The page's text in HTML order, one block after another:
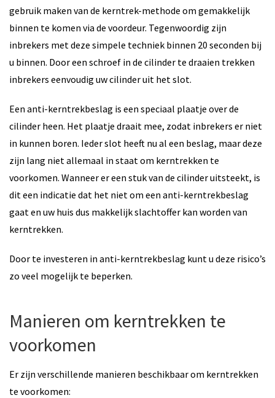
gebruik maken van de kerntrek-methode om gemakkelijk
binnen te komen via de voordeur. Tegenwoordig zijn
inbrekers met deze simpele techniek binnen 20 seconden bij
u binnen. Door een schroef in de cilinder te draaien trekken
inbrekers eenvoudig uw cilinder uit het slot.
Een anti-kerntrekbeslag is een speciaal plaatje over de
cilinder heen. Het plaatje draait mee, zodat inbrekers er niet
in kunnen boren. Ieder slot heeft nu al een beslag, maar deze
zijn lang niet allemaal in staat om kerntrekken te
voorkomen. Wanneer er een stuk van de cilinder uitsteekt, is
dit een indicatie dat het niet om een anti-kerntrekbeslag
gaat en uw huis dus makkelijk slachtoffer kan worden van
kerntrekken.
Door te investeren in anti-kerntrekbeslag kunt u deze risico’s
zo veel mogelijk te beperken.
Manieren om kerntrekken te
voorkomen
Er zijn verschillende manieren beschikbaar om kerntrekken
te voorkomen: